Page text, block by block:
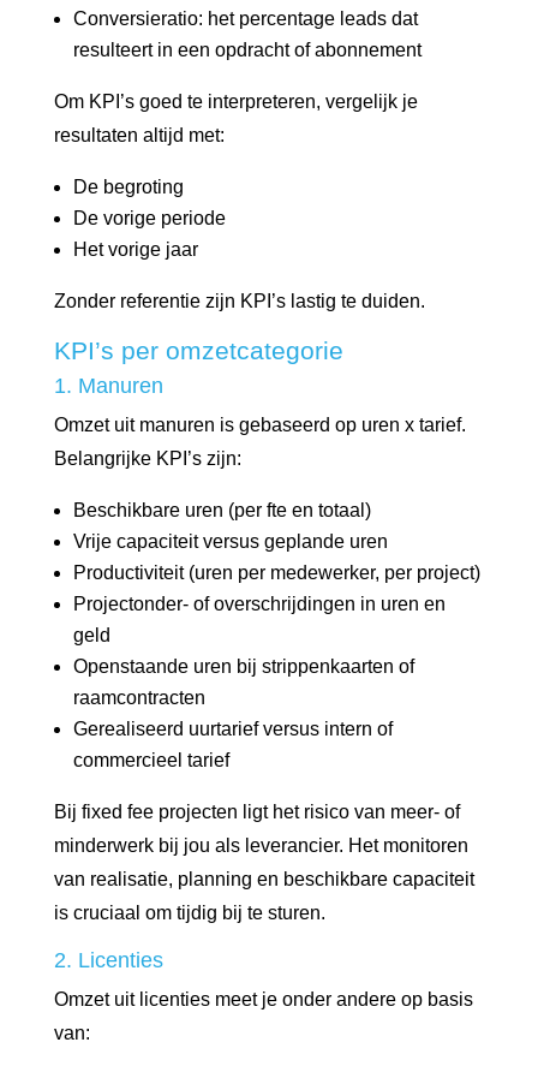
Conversieratio: het percentage leads dat
resulteert in een opdracht of abonnement
Om KPI’s goed te interpreteren, vergelijk je
resultaten altijd met:
De begroting
De vorige periode
Het vorige jaar
Zonder referentie zijn KPI’s lastig te duiden.
KPI’s per omzetcategorie
1. Manuren
Omzet uit manuren is gebaseerd op uren x tarief.
Belangrijke KPI’s zijn:
Beschikbare uren (per fte en totaal)
Vrije capaciteit versus geplande uren
Productiviteit (uren per medewerker, per project)
Projectonder- of overschrijdingen in uren en
geld
Openstaande uren bij strippenkaarten of
raamcontracten
Gerealiseerd uurtarief versus intern of
commercieel tarief
Bij fixed fee projecten ligt het risico van meer- of
minderwerk bij jou als leverancier. Het monitoren
van realisatie, planning en beschikbare capaciteit
is cruciaal om tijdig bij te sturen.
2. Licenties
Omzet uit licenties meet je onder andere op basis
van: